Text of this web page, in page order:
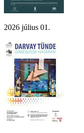
2026 július 01.